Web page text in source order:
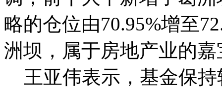
略的仓位由70.95%增至
洲坝，属于房地产业的
王亚伟表示，基金保持